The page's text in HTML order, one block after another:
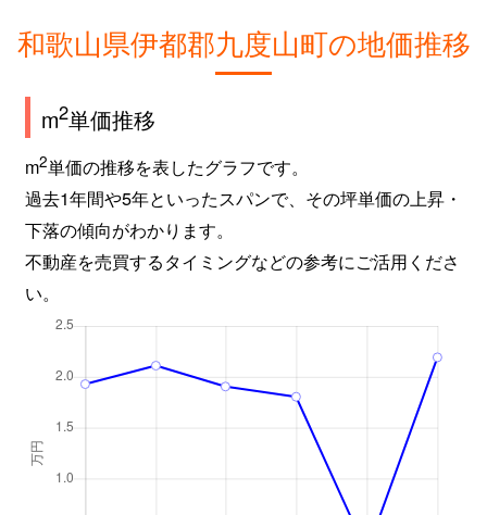
和歌山県伊都郡九度山町の地価推移
m2単価推移
m2単価の推移を表したグラフです。
過去1年間や5年といったスパンで、その坪単価の上昇・
下落の傾向がわかります。
不動産を売買するタイミングなどの参考にご活用くださ
い。